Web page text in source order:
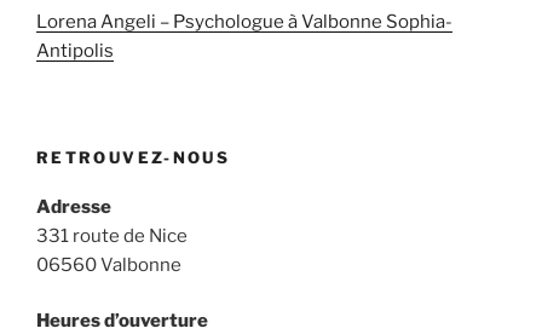
Lorena Angeli – Psychologue à Valbonne Sophia-
Antipolis
RETROUVEZ-NOUS
Adresse
331 route de Nice
06560 Valbonne
Heures d’ouverture